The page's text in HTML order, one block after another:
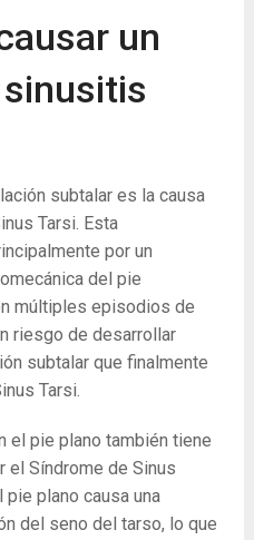
un
subtalar es la causa
Tarsi. Esta
por un
del pie
múltiples episodios de
riesgo de desarrollar
subtalar que finalmente
Tarsi.
el pie plano también tiene
el Síndrome de Sinus
plano causa una
del seno del tarso, lo que